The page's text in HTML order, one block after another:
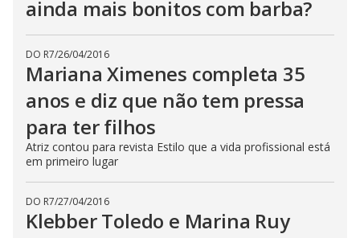
ainda mais bonitos com barba?
DO R7/26/04/2016
Mariana Ximenes completa 35
anos e diz que não tem pressa
para ter filhos
Atriz contou para revista Estilo que a vida profissional está
em primeiro lugar
DO R7/27/04/2016
Klebber Toledo e Marina Ruy